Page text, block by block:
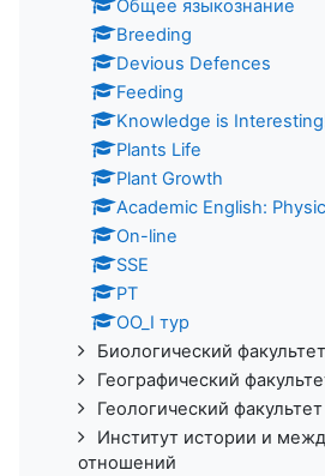
Общее языкознание
Breeding
Devious Defences
Feeding
Knowledge is
Plants Life
Plant Growth
Academic English:
On-line
SSE
PT
ОО_I тур
Биологический факультет
Географический
Геологический факультет
Институт истории и
отношений